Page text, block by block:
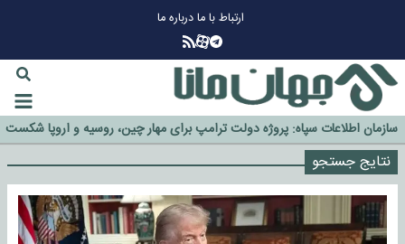
ارتباط با مادرباره ما
گزینه جدایی اوسمار روی میز مدیران پرسپولیس
آیا رئیس جمهور آمریکا قانون را دور می‌زند؟
اخراج رسمی چهره نامدار از پرسپولیس
سازمان اطلاعات سپاه: پروژه دولت ترامپ برای مهار چین، روسیه و اروپا شکست
خورد
نتایج جستجو